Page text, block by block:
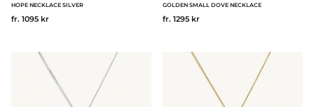
HOPE NECKLACE SILVER
fr. 1095 kr
GOLDEN SMALL DOVE NECKLACE
fr. 1295 kr